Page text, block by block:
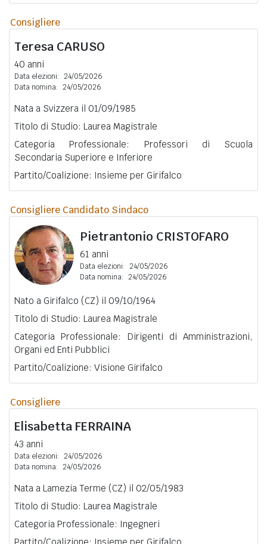
Consigliere
Teresa CARUSO
40 anni
Data elezioni: 24/05/2026
Data nomina: 24/05/2026
Nata a Svizzera il 01/09/1985
Titolo di Studio: Laurea Magistrale
Categoria Professionale: Professori di Scuola
Secondaria Superiore e Inferiore
Partito/Coalizione: Insieme per Girifalco
Consigliere Candidato Sindaco
Pietrantonio CRISTOFARO
61 anni
Data elezioni: 24/05/2026
Data nomina: 24/05/2026
Nato a Girifalco (CZ) il 09/10/1964
Titolo di Studio: Laurea Magistrale
Categoria Professionale: Dirigenti di Amministrazioni,
Organi ed Enti Pubblici
Partito/Coalizione: Visione Girifalco
Consigliere
Elisabetta FERRAINA
43 anni
Data elezioni: 24/05/2026
Data nomina: 24/05/2026
Nata a Lamezia Terme (CZ) il 02/05/1983
Titolo di Studio: Laurea Magistrale
Categoria Professionale: Ingegneri